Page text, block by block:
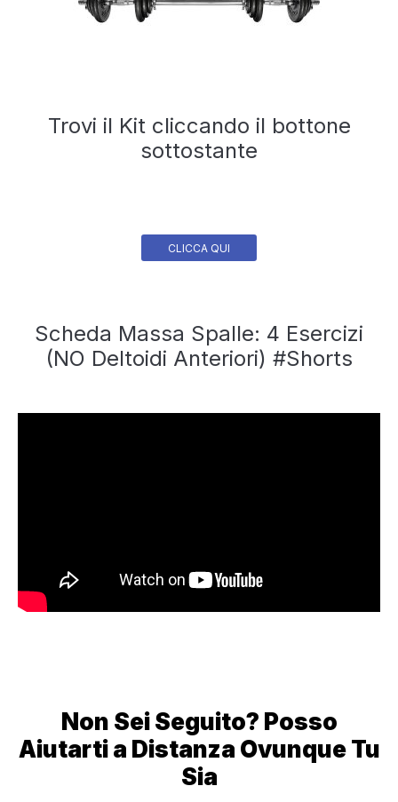
Trovi il Kit cliccando il bottone
sottostante
CLICCA QUI
Scheda Massa Spalle: 4 Esercizi
(NO Deltoidi Anteriori) #Shorts
Non Sei Seguito? Posso
Aiutarti a Distanza Ovunque Tu
Sia